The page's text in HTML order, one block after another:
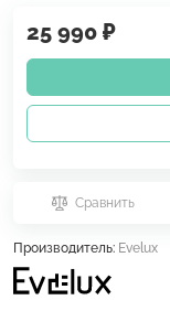
25 990 ₽
Сравнить
Производитель: Evelux